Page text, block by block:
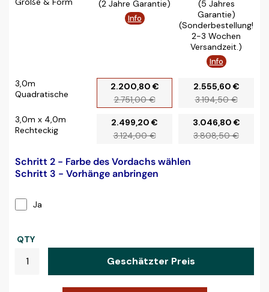
(2 Jahre Garantie)
Info
(5 Jahres
Garantie)
(Sonderbestellung!
2-3 Wochen
Versandzeit.)
Info
3,0m
Quadratische
2.200,80 €
2.751,00 €
2.555,60 €
3.194,50 €
3,0m x 4,0m
Rechteckig
2.499,20 €
3.124,00 €
3.046,80 €
3.808,50 €
Schritt 2 - Farbe des Vordachs wählen
Schritt 3 - Vorhänge anbringen
Ja
QTY
Geschätzter Preis